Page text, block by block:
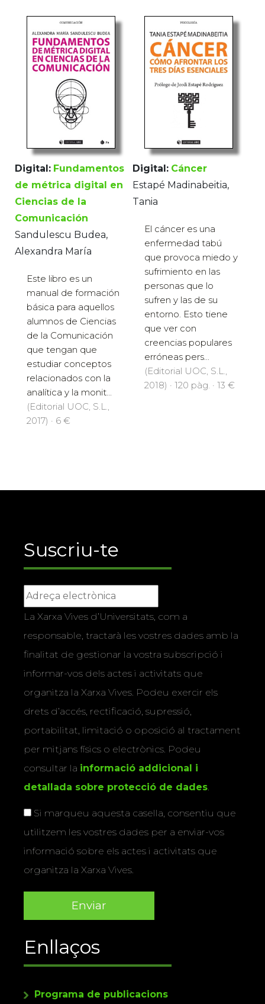
Digital: Fundamentos
de métrica digital en
Ciencias de la
Comunicación
Sandulescu Budea,
Alexandra María
Este libro es un
manual de formación
básica para aquellos
alumnos de Ciencias
de la Comunicación
que tengan que
estudiar conceptos
relacionados con la
analítica y la monit...
(Editorial UOC, S.L.,
2017) · 6 €
Digital: Cáncer
Estapé Madinabeitia,
Tania
El cáncer es una
enfermedad tabú
que provoca miedo y
sufrimiento en las
personas que lo
sufren y las de su
entorno. Esto tiene
que ver con
creencias populares
erróneas pers...
(Editorial UOC, S.L.,
2018) · 120 pàg. · 13 €
Suscriu-te
La Xarxa Vives d’Universitats, com a
responsable, tractarà les vostres dades amb la
finalitat de gestionar la vostra subscripció i
informar-vos dels actes i activitats que
organitza la Xarxa Vives. Podeu exercir els
drets d’accés, rectificació, supressió,
portabilitat, limitació o oposició al tractament
per mitjans físics o electrònics. Podeu
consultar la informació addicional i
detallada sobre protecció de dades.
Si marqueu aquesta casella, consentiu que
utilitzem les vostres dades per a enviar-vos
informació sobre els actes i activitats que
organitza la Xarxa Vives.
Enllaços
Programa de publicacions